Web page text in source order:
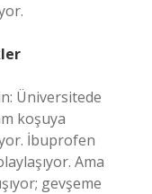
Üniversitede
koşuya
İbuprofen
Ama
gevşeme